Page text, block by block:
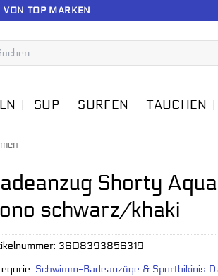
VON TOP MARKEN
SUP SURFEN TAUCHEN
Shorty
schwarz/khaki
3608393856319
Schwimm-Badeanzüge & Sportbikinis